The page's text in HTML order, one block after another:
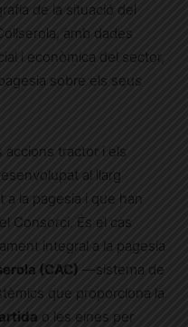
de la situació del
amb dades
i econòmica del sector,
sobre els seus
accions tractor i els
al llarg
a la pagesia i que han
Consorci. És el cas
integral a la pagesia
(CAC) —sistema de
que proporciona la
o les eines per